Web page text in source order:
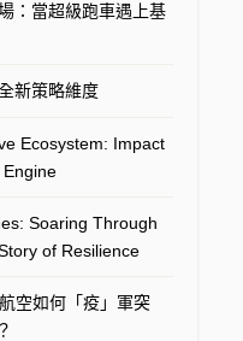
：當超級跑車遇上基
新策略維度
Ecosystem: Impact
Engine
Soaring Through
of Resilience
空如何「疫」軍突